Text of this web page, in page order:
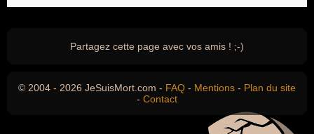
Partagez cette page avec vos amis ! ;-)
© 2004 - 2026 JeSuisMort.com - FAQ - Mentions - Plan du site
- Contact